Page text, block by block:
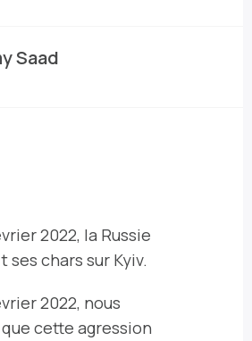
Saad
2022, la Russie
ses chars sur Kyiv.
2022, nous
cette agression